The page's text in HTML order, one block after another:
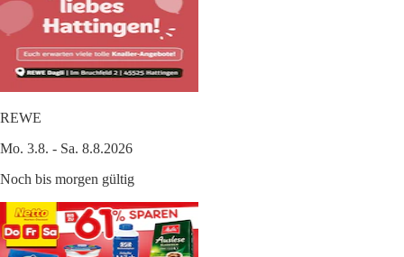
REWE
Mo. 3.8. - Sa. 8.8.2026
Noch bis morgen gültig